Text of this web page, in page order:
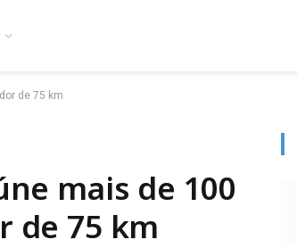
de 75 km
mais de 100
de 75 km